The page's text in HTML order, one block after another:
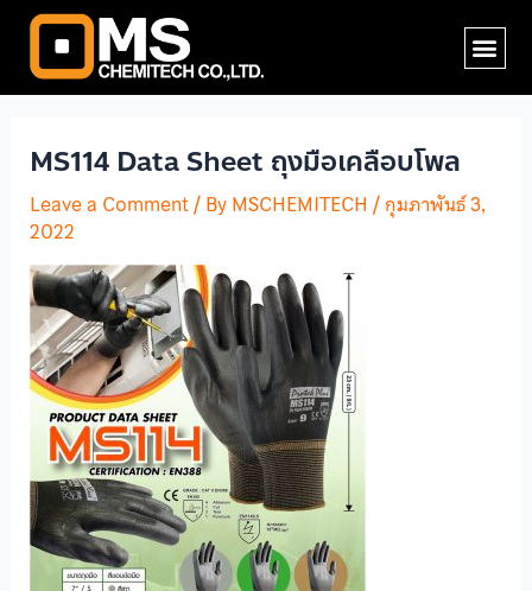
Skip
content
MS114 Data Sheet ถุงมือเคลือบโพล
Leave a Comment/ ByMSCHEMITECH /กุมภาพันธ์ 3,
2022
Post
navigation